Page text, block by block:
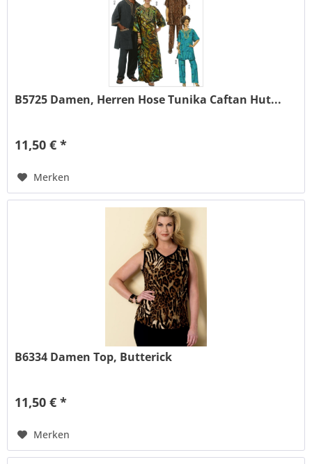
B5725 Damen, Herren Hose Tunika Caftan Hut...
11,50 € *
Merken
B6334 Damen Top, Butterick
11,50 € *
Merken